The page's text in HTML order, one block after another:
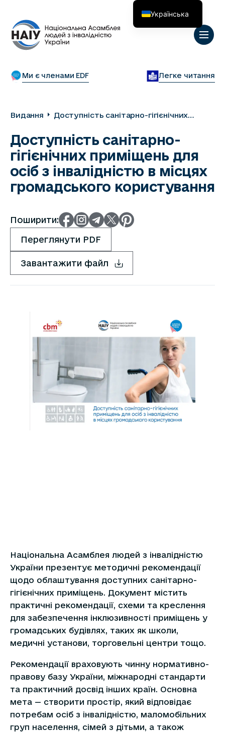
Ми є членами EDF Легке читання
Видання
Доступність санітарно-гігієнічних
місцях громадського користування
Доступність санітарно-
гігієнічних приміщень для
осіб з інвалідністю в місцях
громадського користування
Поширити:
Переглянути PDF
Завантажити файл
Національна Асамблея людей з інвалідністю
України презентує методичні рекомендації
щодо облаштування доступних санітарно-
гігієнічних приміщень. Документ містить
практичні рекомендації, схеми та креслення
для забезпечення інклюзивності приміщень у
громадських будівлях, таких як школи,
медичні установи, торговельні центри тощо.
Рекомендації враховують чинну нормативно-
правову базу України, міжнародні стандарти
та практичний досвід інших країн. Основна
мета — створити простір, який відповідає
потребам осіб з інвалідністю, маломобільних
груп населення, сімей з дітьми, а також
Українська
English